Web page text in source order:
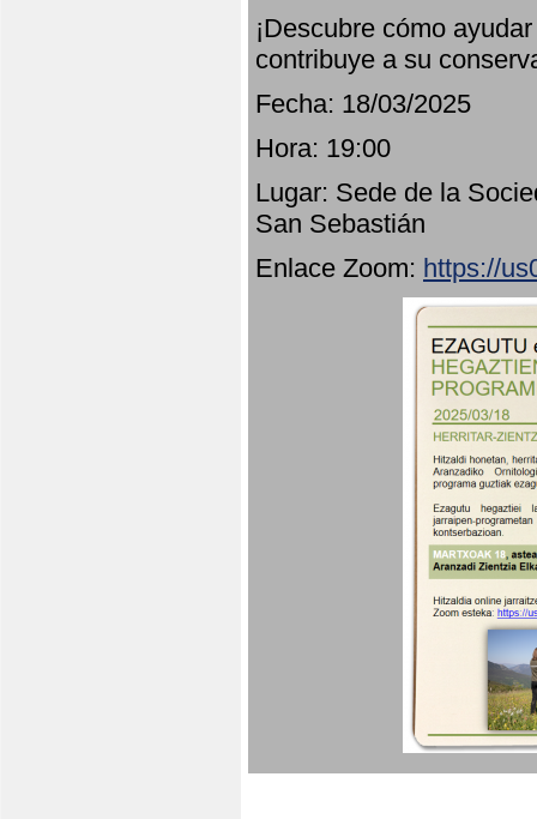
¡Descubre cómo
contribuye a su
Fecha: 18/03/2025
Hora: 19:00
Lugar: Sede de la
San Sebastián
Enlace Zoom: https://